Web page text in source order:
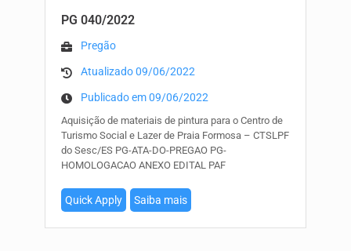
PG 040/2022
Pregão
Atualizado 09/06/2022
Publicado em 09/06/2022
Aquisição de materiais de pintura para o Centro de
Turismo Social e Lazer de Praia Formosa – CTSLPF
do Sesc/ES PG-ATA-DO-PREGAO PG-
HOMOLOGACAO ANEXO EDITAL PAF
Quick Apply Saiba mais